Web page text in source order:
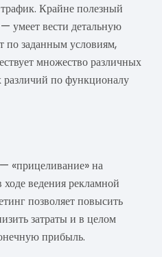
трафик. Крайне полезный
умеет вести детальную
по заданным условиям,
множество различных
различий по функционалу
— «прицеливание» на
ведения рекламной
позволяет повысить
затраты и в целом
прибыль.